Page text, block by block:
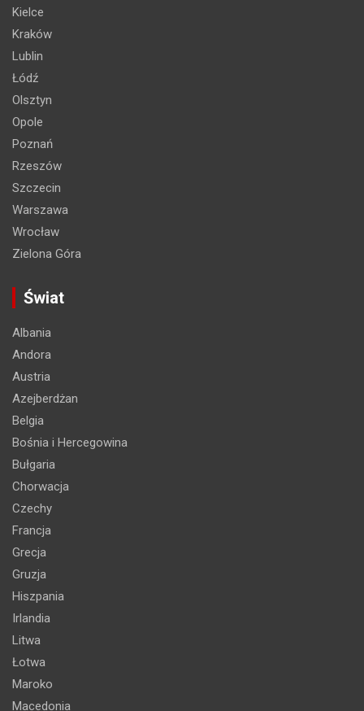
Kielce
Kraków
Lublin
Łódź
Olsztyn
Opole
Poznań
Rzeszów
Szczecin
Warszawa
Wrocław
Zielona Góra
Świat
Albania
Andora
Austria
Azejberdżan
Belgia
Bośnia i Hercegowina
Bułgaria
Chorwacja
Czechy
Francja
Grecja
Gruzja
Hiszpania
Irlandia
Litwa
Łotwa
Maroko
Macedonia